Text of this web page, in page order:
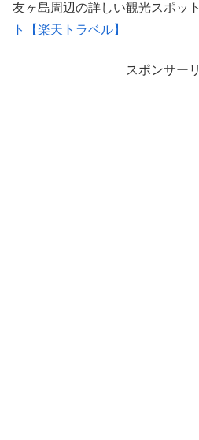
友ヶ島周辺の詳しい観光スポッ
ト【楽天トラベル】
スポンサー